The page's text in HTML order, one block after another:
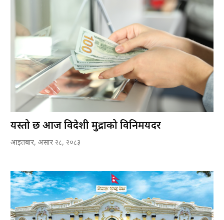
यस्तो छ आज विदेशी मुद्राको विनिमयदर
आइतबार, असार २८, २०८३